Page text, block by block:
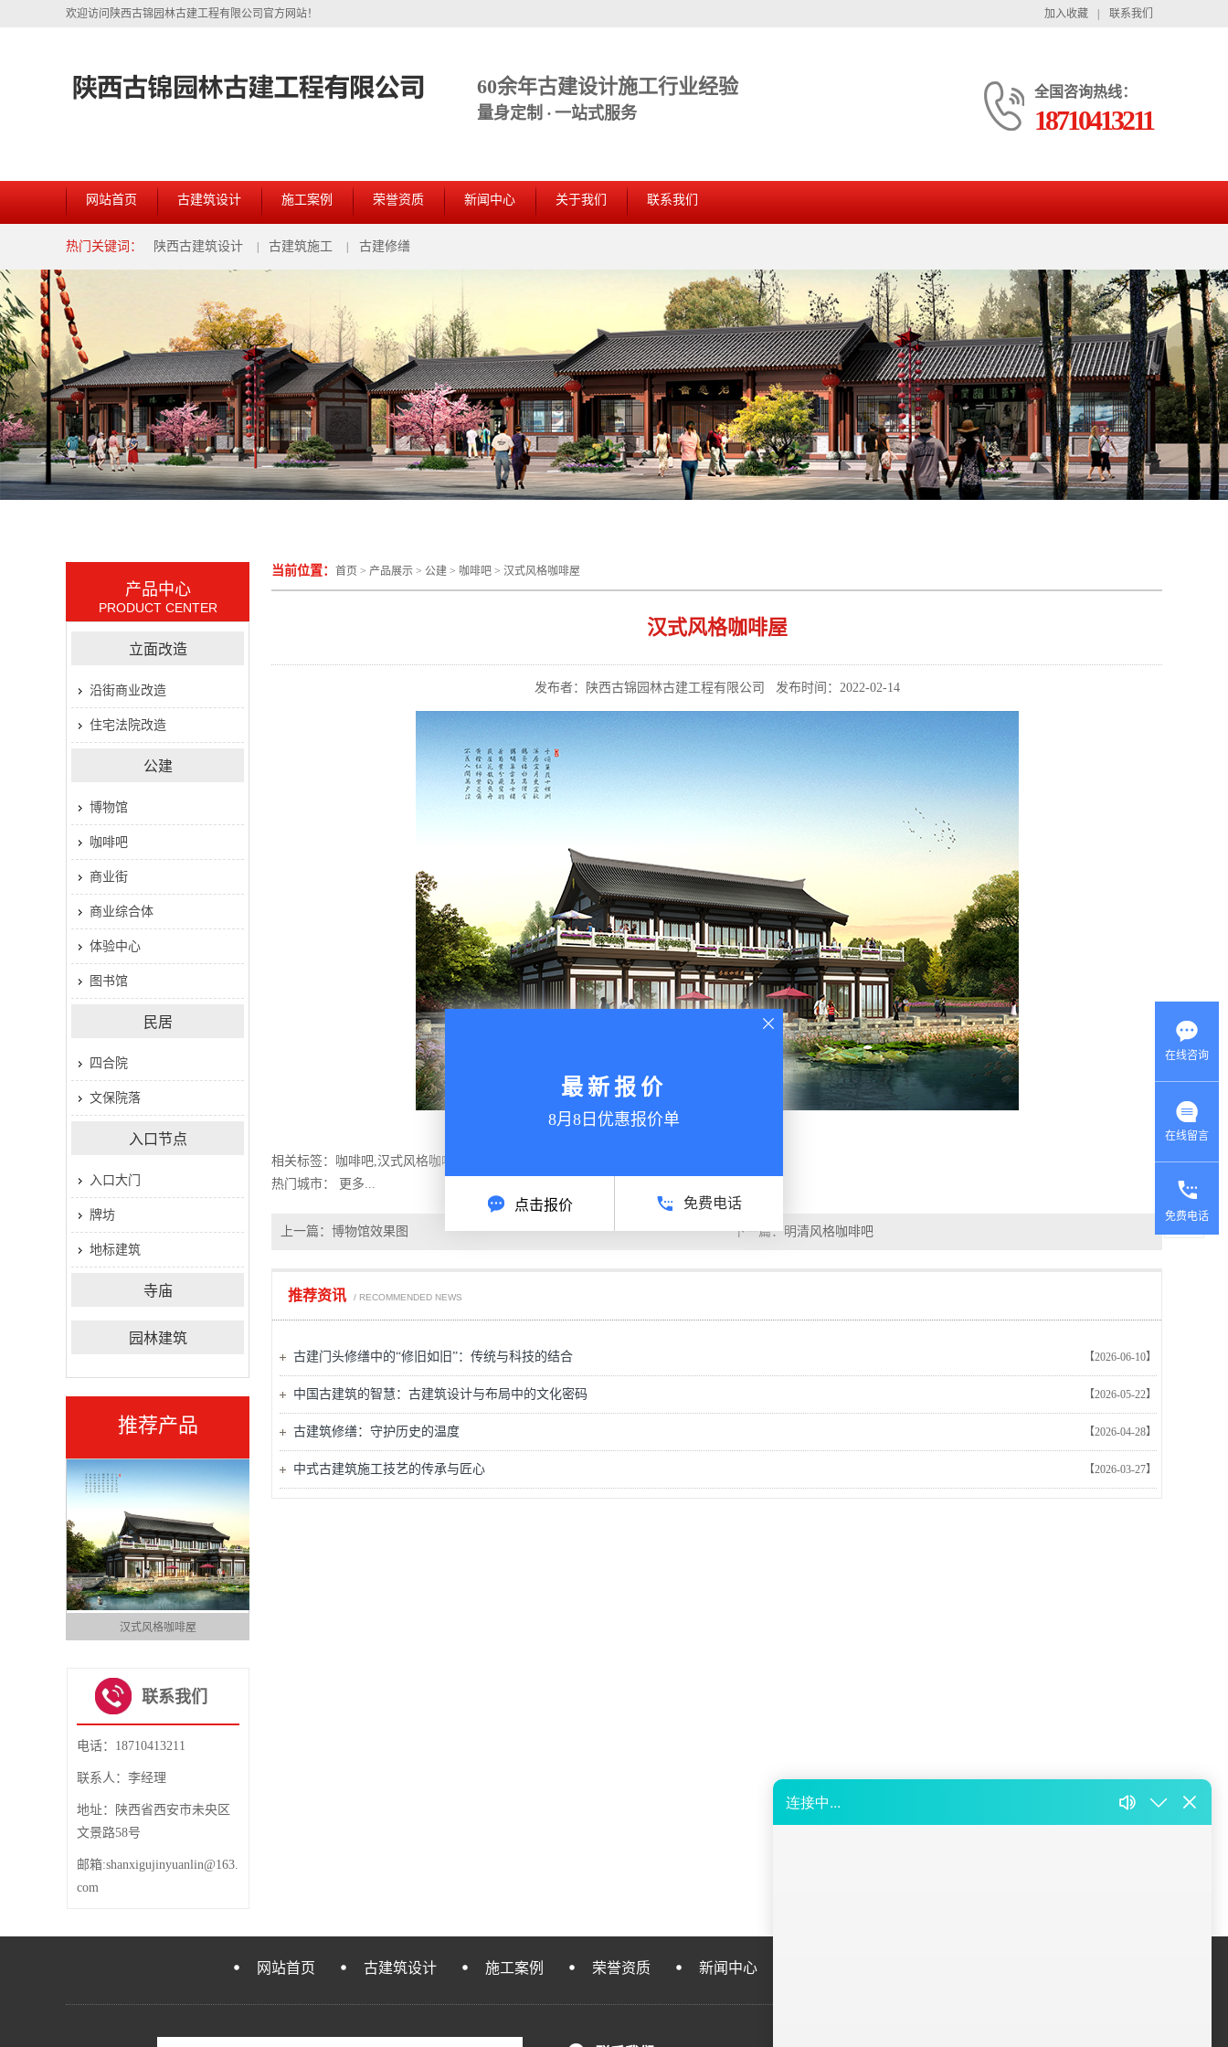
欢迎访问陕西古锦园林古建工程有限公司官方网站！ 加入收藏 联系我们
60余年古建设计施工行业经验
量身定制 · 一站式服务
全国咨询热线：
18710413211
网站首页 古建筑设计 施工案例 荣誉资质 新闻中心 关于我们 联系我们
热门关键词： 陕西古建筑设计 古建筑施工 古建修缮
当前位置： 首页 > 产品展示 > 公建 > 咖啡吧 > 汉式风格咖啡屋
汉式风格咖啡屋
发布者：陕西古锦园林古建工程有限公司 发布时间：2022-02-14
相关标签： 咖啡吧,汉式风格咖啡屋价格
热门城市：
更多...
上一篇： 博物馆效果图 下一篇：明清风格咖啡吧
推荐资讯 / RECOMMENDED NEWS
【2026-06-10】
古建门头修缮中的“修旧如旧”：传统与科技的结合
【2026-05-22】
中国古建筑的智慧：古建筑设计与布局中的文化密码
【2026-04-28】
古建筑修缮：守护历史的温度
【2026-03-27】
中式古建筑施工技艺的传承与匠心
产品中心
PRODUCT CENTER
立面改造
沿街商业改造
住宅法院改造
公建
博物馆
咖啡吧
商业街
商业综合体
体验中心
图书馆
民居
四合院
文保院落
入口节点
入口大门
牌坊
地标建筑
寺庙
园林建筑
推荐产品
汉式风格咖啡屋
联系我们
电话：18710413211
联系人：李经理
地址：陕西省西安市未央区
文景路58号
邮箱:shanxigujinyuanlin@163.
com
网站首页 古建筑设计 施工案例 荣誉资质 新闻中心
中心
返回
首页
在线咨询
在线留言
免费电话
最新报价
8月8日优惠报价单
点击报价 免费电话